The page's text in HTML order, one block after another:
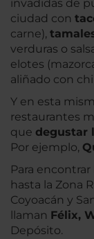
invadidas de
ciudad con
carne),
verduras o
elotes
aliñado con
Y en esta
restaurantes
que degustar
Por ejemplo,
Para encontrar
hasta la Zona
Coyoacán y
llaman Félix,
Depósito.